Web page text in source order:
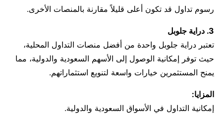
رسوم تداول قد تكون أعلى قليلاً مقارنة بالمنصات الأخرى.
3. دراية جلوبل
تعتبر دراية جلوبل واحدة من أفضل منصات التداول المحلية،
حيث توفر إمكانية الوصول إلى الأسهم السعودية والدولية، مما
يمنح المستثمرين خيارات واسعة لتنويع استثماراتهم.
المزايا:
إمكانية التداول في الأسواق السعودية والدولية.